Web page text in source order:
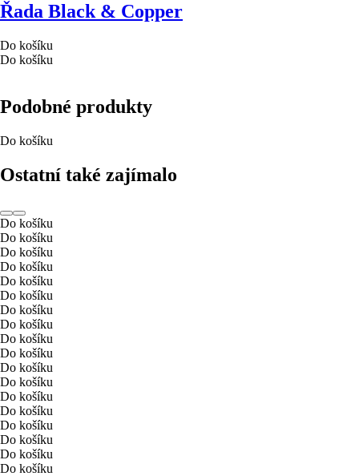
Řada Black & Copper
Do košíku
Do košíku
Podobné produkty
Do košíku
Ostatní také zajímalo
Do košíku
Do košíku
Do košíku
Do košíku
Do košíku
Do košíku
Do košíku
Do košíku
Do košíku
Do košíku
Do košíku
Do košíku
Do košíku
Do košíku
Do košíku
Do košíku
Do košíku
Do košíku